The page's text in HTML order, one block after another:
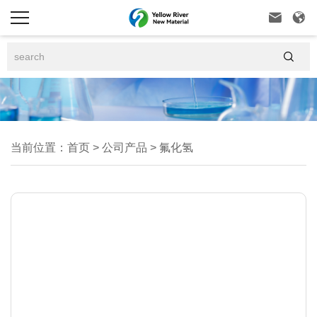
 

当前位置： 首页 > 公司产品 > 氟化氢